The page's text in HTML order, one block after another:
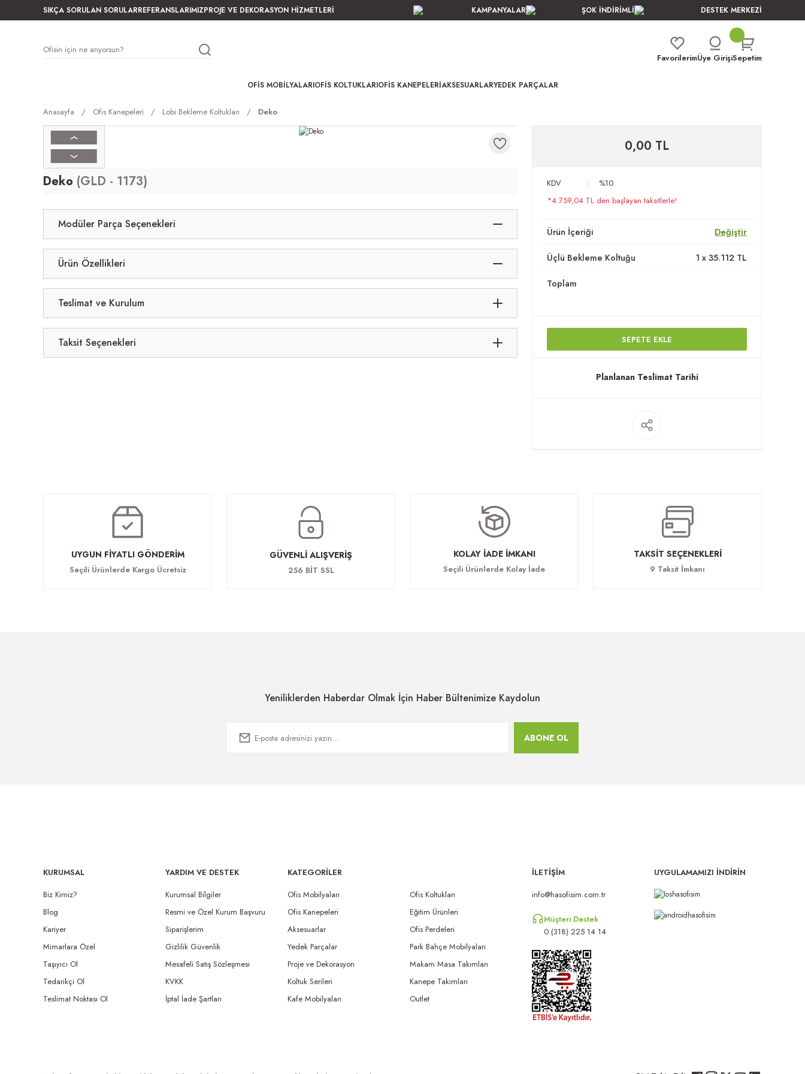
SIKÇA SORULAN SORULARREFERANSLARIMIZPROJE VE DEKORASYON HİZMETLERİ KAMPANYALAR ŞOK İNDİRİMLİ DESTEK MERKEZİ
FavorilerimÜye GirişiSepetim
OFIS MOBILYALARIOFIS KOLTUKLARIOFIS KANEPELERIAKSESUARLARYEDEK PARÇALAR
Anasayfa Ofis Kanepeleri Lobi Bekleme Koltukları Deko
Deko (GLD - 1173)
Modüler Parça Seçenekleri
Ürün Özellikleri
Teslimat ve Kurulum
Taksit Seçenekleri
0,00 TL
KDV
%10
*4.759,04 TL den başlayan taksitlerle!
Ürün İçeriği Değiştir
Üçlü Bekleme Koltuğu 1 x35.112 TL
Toplam
SEPETE EKLE
Planlanan Teslimat Tarihi
UYGUN FİYATLI GÖNDERİM
Seçili Ürünlerde Kargo Ücretsiz
GÜVENLİ ALIŞVERİŞ
256 BİT SSL
KOLAY İADE İMKANI
Seçili Ürünlerde Kolay İade
TAKSİT SEÇENEKLERİ
9 Taksit İmkanı
Yeniliklerden Haberdar Olmak İçin Haber Bültenimize Kaydolun
ABONE OL
KURUMSAL
Biz Kimiz?
Blog
Kariyer
Mimarlara Özel
Taşıyıcı Ol
Tedarikçi Ol
Teslimat Noktası Ol
YARDIM VE DESTEK
Kurumsal Bilgiler
Resmi ve Özel Kurum Başvuru
Siparişlerim
Gizlilik Güvenlik
Mesafeli Satış Sözleşmesi
KVKK
İptal İade Şartları
KATEGORİLER
Ofis Mobilyaları
Ofis Koltukları
Ofis Kanepeleri
Eğitim Ürünleri
Aksesuarlar
Ofis Perdeleri
Yedek Parçalar
Park Bahçe Mobilyaları
Proje ve Dekorasyon
Makam Masa Takımları
Koltuk Serileri
Kanepe Takımları
Kafe Mobilyaları
Outlet
İLETİŞİM
info@hasofisim.com.tr
Müşteri Destek
0 (318) 225 14 14
UYGULAMAMIZI İNDİRİN